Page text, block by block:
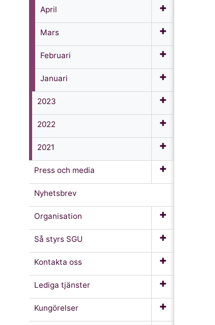
April
Mars
Februari
Januari
2023
2022
2021
Press och media
Nyhetsbrev
Organisation
Så styrs SGU
Kontakta oss
Lediga tjänster
Kungörelser